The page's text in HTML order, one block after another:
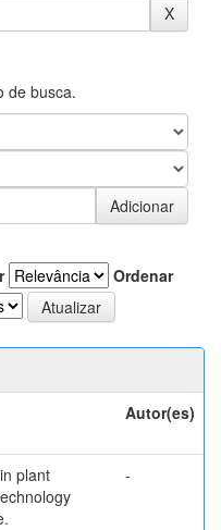
de busca.
Ordenar
Autor(es)
plant
-